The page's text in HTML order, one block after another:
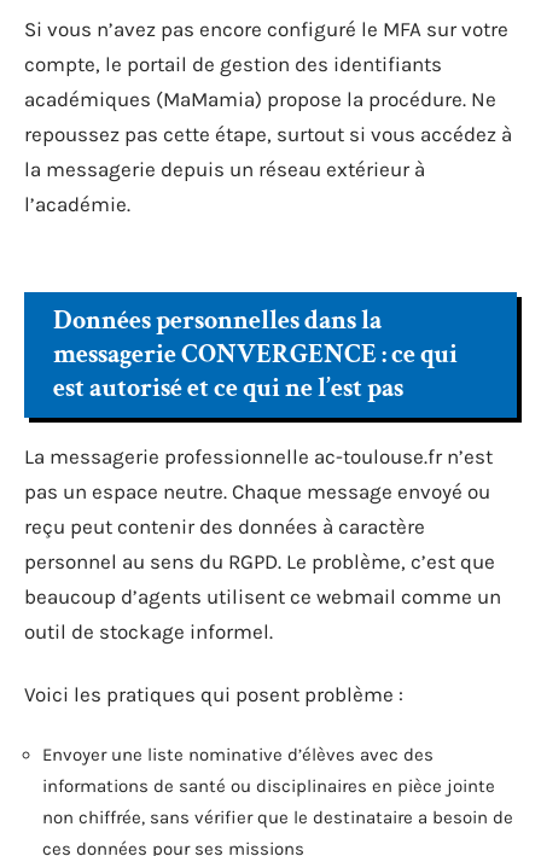
Si vous n’avez pas encore configuré le MFA sur votre
compte, le portail de gestion des identifiants
académiques (MaMamia) propose la procédure. Ne
repoussez pas cette étape, surtout si vous accédez à
la messagerie depuis un réseau extérieur à
l’académie.
Données personnelles dans la
messagerie CONVERGENCE : ce qui
est autorisé et ce qui ne l’est pas
La messagerie professionnelle ac-toulouse.fr n’est
pas un espace neutre. Chaque message envoyé ou
reçu peut contenir des données à caractère
personnel au sens du RGPD. Le problème, c’est que
beaucoup d’agents utilisent ce webmail comme un
outil de stockage informel.
Voici les pratiques qui posent problème :
Envoyer une liste nominative d’élèves avec des
informations de santé ou disciplinaires en pièce jointe
non chiffrée, sans vérifier que le destinataire a besoin de
ces données pour ses missions